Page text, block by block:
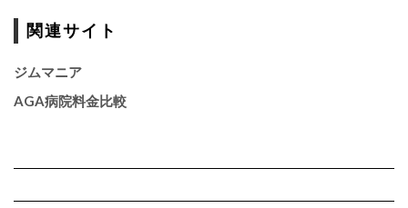
関連サイト
ジムマニア
AGA病院料金比較